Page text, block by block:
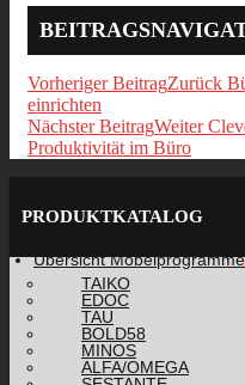
Vorheriger BeitragZurück
einrichten
Nächster BeitragWeiter
Produktivität im Büro
PRODUKTKATALOG
Übersicht Möbelprogramme
TAIKO
EDOC
TAU
BOLD58
MINOS
ALFA/OMEGA